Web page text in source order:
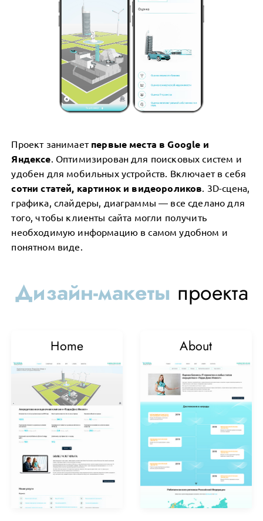
Проект занимает первые места в Google и
Яндексе. Оптимизирован для поисковых систем и
удобен для мобильных устройств. Включает в себя
сотни статей, картинок и видеороликов. 3D-сцена,
графика, слайдеры, диаграммы — все сделано для
того, чтобы клиенты сайта могли получить
необходимую информацию в самом удобном и
понятном виде.
Дизайн-макеты проекта
Home About